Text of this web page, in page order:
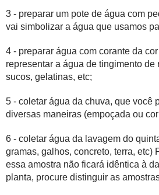
3 - preparar um pote de água com
vai simbolizar a água que usamos
4 - preparar água com corante da
representar a água de tingimento de
sucos, gelatinas, etc;
5 - coletar água da chuva, que você
diversas maneiras (empoçada ou
6 - coletar água da lavagem do
gramas, galhos, concreto, terra, etc)
essa amostra não ficará idêntica à
planta, procure distinguir as